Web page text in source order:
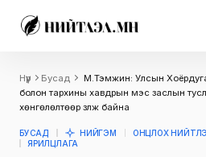
Нүүр Бусад
М.Тэмүүжин: Улсын
болон тархины хавдрын мэс заслын
хөнгөлөлтөөр үзүүлж байна
БУСАД НИЙГЭМ ОНЦЛОХ
ЯРИЛЦЛАГА